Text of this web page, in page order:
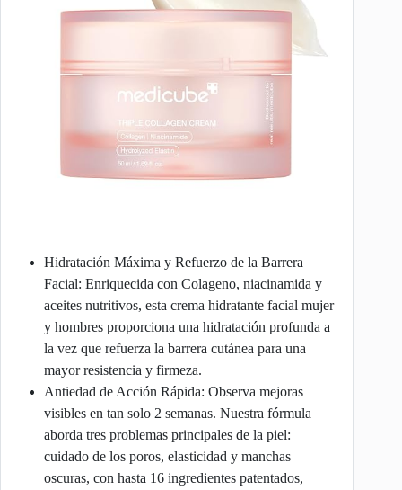
Hidratación Máxima y Refuerzo de la Barrera
Facial: Enriquecida con Colageno, niacinamida y
aceites nutritivos, esta crema hidratante facial mujer
y hombres proporciona una hidratación profunda a
la vez que refuerza la barrera cutánea para una
mayor resistencia y firmeza.
Antiedad de Acción Rápida: Observa mejoras
visibles en tan solo 2 semanas. Nuestra fórmula
aborda tres problemas principales de la piel:
cuidado de los poros, elasticidad y manchas
oscuras, con hasta 16 ingredientes patentados,